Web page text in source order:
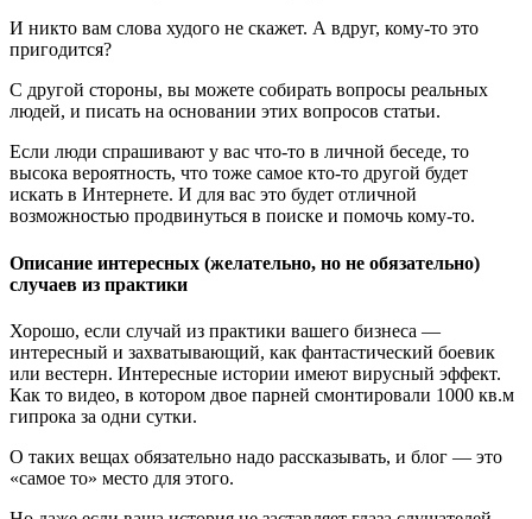
И никто вам слова худого не скажет. А вдруг, кому-то это
пригодится?
С другой стороны, вы можете собирать вопросы реальных
людей, и писать на основании этих вопросов статьи.
Если люди спрашивают у вас что-то в личной беседе, то
высока вероятность, что тоже самое кто-то другой будет
искать в Интернете. И для вас это будет отличной
возможностью продвинуться в поиске и помочь кому-то.
Описание интересных (желательно, но не обязательно)
случаев из практики
Хорошо, если случай из практики вашего бизнеса —
интересный и захватывающий, как фантастический боевик
или вестерн. Интересные истории имеют вирусный эффект.
Как то видео, в котором двое парней смонтировали 1000 кв.м
гипрока за одни сутки.
О таких вещах обязательно надо рассказывать, и блог — это
«самое то» место для этого.